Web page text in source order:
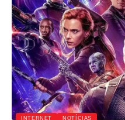
INTERNET NOTÍCIAS